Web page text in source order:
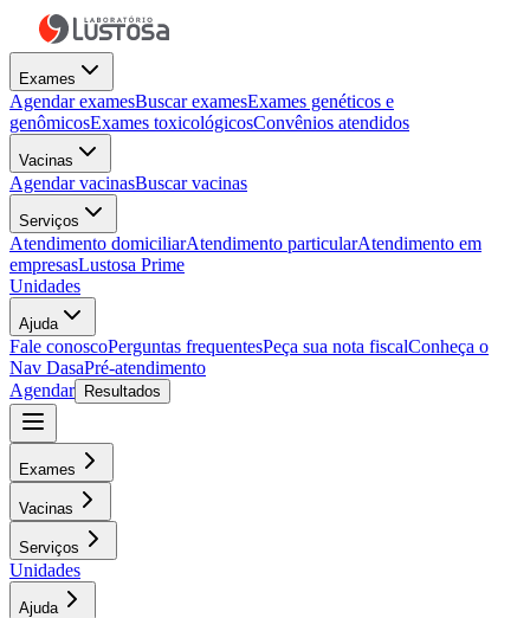
Exames
Agendar examesBuscar examesExames genéticos e
genômicosExames toxicológicosConvênios atendidos
Vacinas
Agendar vacinasBuscar vacinas
Serviços
Atendimento domiciliarAtendimento particularAtendimento em
empresasLustosa Prime
Unidades
Ajuda
Fale conoscoPerguntas frequentesPeça sua nota fiscalConheça o
Nav DasaPré-atendimento
Agendar
Resultados
Exames
Vacinas
Serviços
Unidades
Ajuda